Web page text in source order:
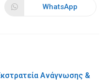
new
window
Opens
WhatsApp
Ανάγνωσης &